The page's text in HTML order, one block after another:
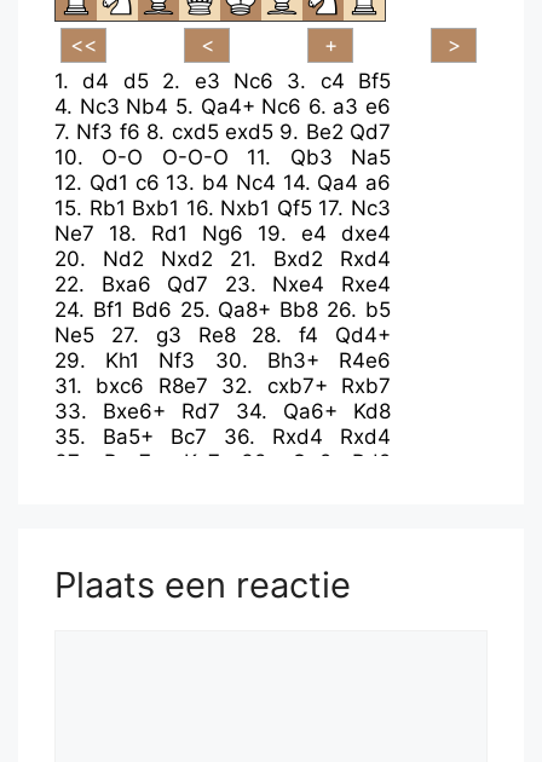
1.d4 d5 2. e3 Nc6 3. c4
Bf5
4. Nc3 Nb4 5. Qa4+ Nc6 6. a3 e6
7. Nf3 f6 8. cxd5 exd5 9. Be2 Qd7
10. O-O O-O-O 11. Qb3
Na5
12. Qd1 c6 13. b4 Nc4 14. Qa4 a6
15. Rb1 Bxb1 16. Nxb1 Qf5 17. Nc3
Ne7
18. Rd1 Ng6 19. e4
dxe4
20. Nd2 Nxd2 21. Bxd2
Rxd4
22. Bxa6 Qd7 23. Nxe4
Rxe4
24. Bf1 Bd6 25. Qa8+ Bb8 26. b5
Ne5
27. g3 Re8 28.f4
Qd4+
29. Kh1 Nf3 30. Bh3+
R4e6
31. bxc6 R8e7 32. cxb7+
Rxb7
33. Bxe6+ Rd7 34. Qa6+
Kd8
35. Ba5+ Bc7 36. Rxd4
Rxd4
37. Bxc7+ Ke7 38. Qe2
Rd2
Plaats een reactie